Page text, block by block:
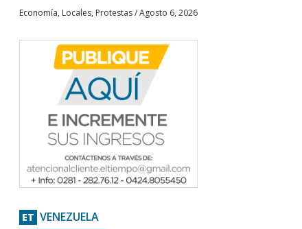
Economía, Locales, Protestas/Agosto 6, 2026
ET VENEZUELA